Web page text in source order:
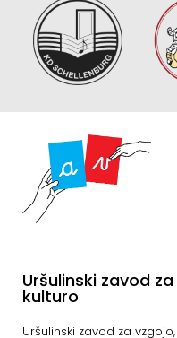
Uršulinski zavod
kulturo
Uršulinski zavod za